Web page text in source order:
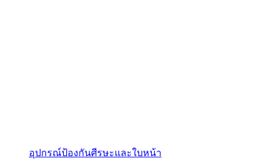
อุปกรณ์ป้องกันศีรษะและใบหน้า